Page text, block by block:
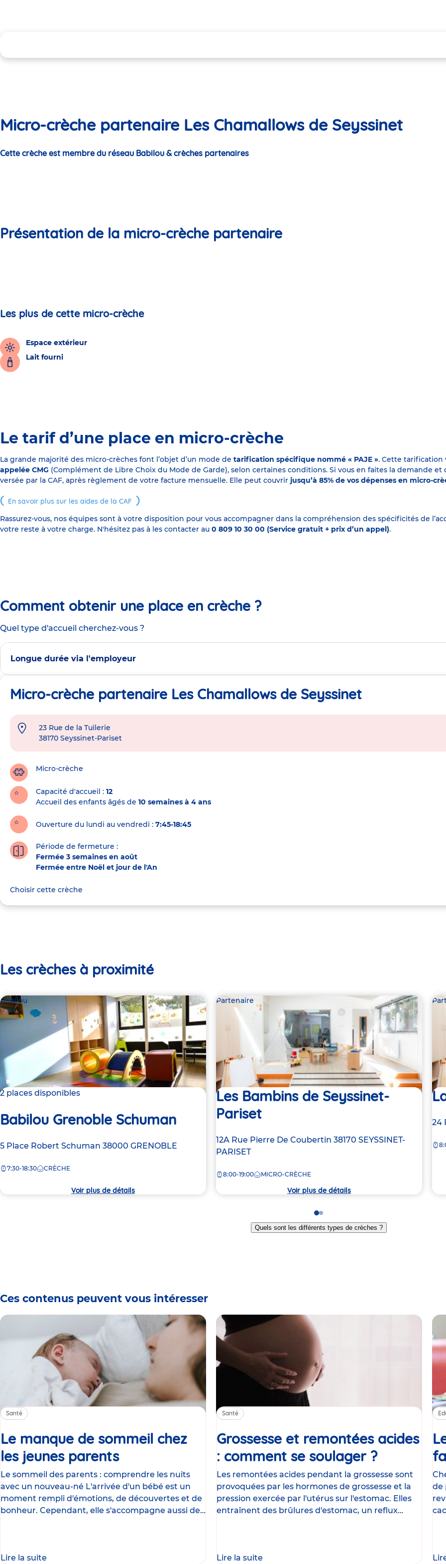
Micro-crèche partenaire Les Chamallows de Seyssinet
Cette crèche est membre du réseau Babilou & crèches partenaires
Présentation de la micro-crèche partenaire
Les plus de cette micro-crèche
Espace extérieur
Lait fourni
Le tarif d’une place en micro-crèche
La grande majorité des micro-crèches font l’objet d’un mode de tarification spécifique nommé « PAJE ». Cette tarification
appelée CMG (Complément de Libre Choix du Mode de Garde), selon certaines conditions. Si vous en faites la demande
versée par la CAF, après règlement de votre facture mensuelle. Elle peut couvrir jusqu’à 85% de vos dépenses en micro-
En savoir plus sur les aides de la CAF
Rassurez-vous, nos équipes sont à votre disposition pour vous accompagner dans la compréhension des spécificités de
votre reste à votre charge. N'hésitez pas à les contacter au 0 809 10 30 00 (Service gratuit + prix d’un appel).
Comment obtenir une place en crèche ?
Quel type d'accueil cherchez-vous ?
Longue durée via l'employeur
Micro-crèche partenaire Les Chamallows de Seyssinet
Adresse
crèche
23 Rue de la Tuilerie
38170 Seyssinet-Pariset
Micro-crèche
Capacité d'accueil
12
Accueil des enfants âgés de 10 semaines à 4 ans
Ouverture du lundi au vendredi : 7:45-18:45
Période de fermeture :
Fermée 3 semaines en août
Fermée entre Noël et jour de l'An
Choisir cette crèche
Les crèches à proximité
Babilou
2 places disponibles
Babilou Grenoble Schuman
Adresse
la
5 Place Robert Schuman 38000 GRENOBLE
7:30-18:30 CRÈCHE
Voir plus de détails
Partenaire
Les Bambins de Seyssinet-
Pariset
Adresse
de
crèche
12A Rue Pierre De Coubertin 38170 SEYSSINET-
PARISET
8:00-19:00 MICRO-CRÈCHE
Voir plus de détails
la
24
Go
to
slide
Go
to
slide
Quels sont les différents types de crèches ?
Ces contenus peuvent vous intéresser
Santé
Le manque de sommeil chez
les jeunes parentsArticle
Le sommeil des parents : comprendre les nuits
avec un nouveau-né L'arrivée d'un bébé est un
moment rempli d'émotions, de découvertes et de
bonheur. Cependant, elle s'accompagne aussi de
Lire la suite
Santé
Grossesse et remontées acides
: comment se soulager ?Article
Les remontées acides pendant la grossesse sont
provoquées par les hormones de grossesse et la
pression exercée par l'utérus sur l'estomac. Elles
entraînent des brûlures d'estomac, un reflux
Lire la suite
de